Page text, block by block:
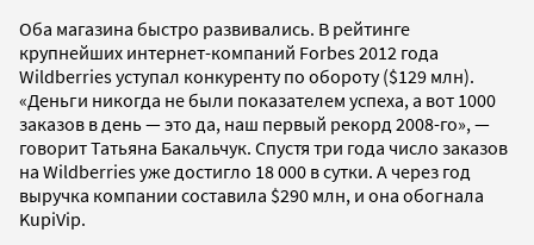
Оба магазина быстро развивались. В рейтинге
крупнейших интернет-компаний Forbes 2012 года
Wildberries уступал конкуренту по обороту ($129 млн).
«Деньги никогда не были показателем успеха, а вот 1000
заказов в день — это да, наш первый рекорд 2008-го», —
говорит Татьяна Бакальчук. Спустя три года число заказов
на Wildberries уже достигло 18 000 в сутки. А через год
выручка компании составила $290 млн, и она обогнала
KupiVip.